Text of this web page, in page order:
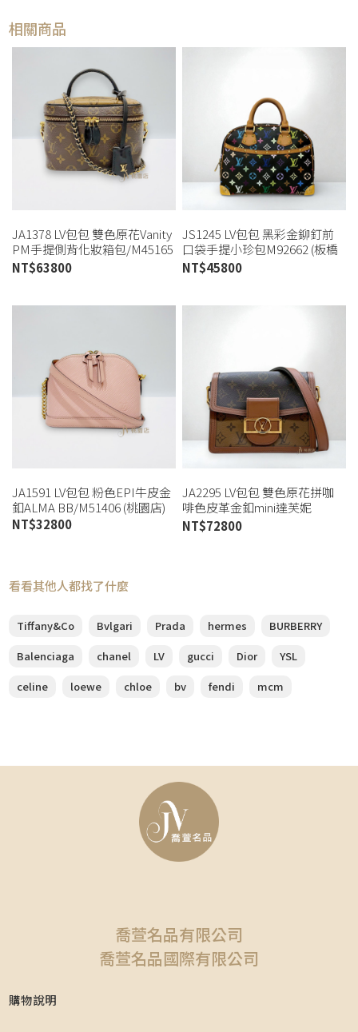
相關商品
JA1378 LV包包 雙色原花Vanity
PM手提側背化妝箱包/M45165
(桃園店)
NT$63800
JS1245 LV包包 黑彩金鉚釘前
口袋手提小珍包M92662 (板橋
店)
NT$45800
JA1591 LV包包 粉色EPI牛皮金
釦ALMA BB/M51406 (桃園店)
NT$32800
JA2295 LV包包 雙色原花拼咖
啡色皮革金釦mini達芙妮
M44580 (桃園店)
NT$72800
看看其他人都找了什麼
Tiffany&Co Bvlgari Prada hermes
BURBERRY
Balenciaga
chanel LV gucci Dior
YSL
celine
loewe chloe bv fendi mcm
喬萱名品有限公司
喬萱名品國際有限公司
購物說明